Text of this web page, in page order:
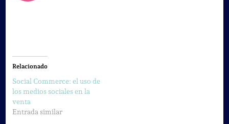
Relacionado
Social Commerce: el uso de
los medios sociales en la
venta
Entrada similar